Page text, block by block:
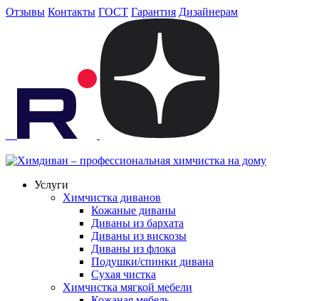
Отзывы Контакты ГОСТ Гарантия Дизайнерам
Услуги
Химчистка диванов
Кожаные диваны
Диваны из бархата
Диваны из вискозы
Диваны из флока
Подушки/спинки дивана
Сухая чистка
Химчистка мягкой мебели